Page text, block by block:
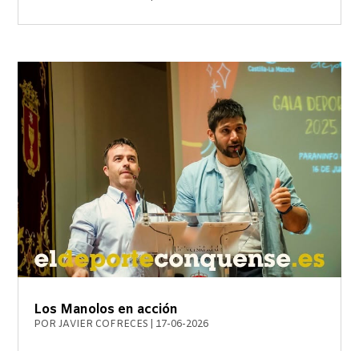
Los Manolos en acción
PORJAVIER COFRECES 17-06-2026